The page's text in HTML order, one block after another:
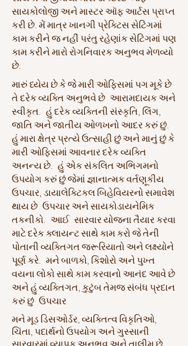
સાયકોલોજી અને માસ્ટર ઑફ આર્ટસ પ્રાપ્ત
કરી છે. મેં માત્ર ખાનગી પ્રેક્ટિસ સેટિંગમાં
કામ કરીને જ નહીં પરંતુ રહેણાંક સેટિંગમાં પણ
કામ કરીને મારો રોગનિવારક અનુભવ મેળવ્યો
છે.
મારું ધ્યેય છે કે જે મારી ઓફિસમાં પગ મૂકે છે
તે દરેક વ્યક્તિ અનુભવે છે આરામદાયક અને
સ્વીકૃત. હું દરેક વ્યક્તિની સંસ્કૃતિ, લિંગ,
જાતિ અને જાતીય ઓળખનો આદર કરું છું.
હું મારા ક્ષેત્ર પ્રત્યે ઉત્સાહી છું અને માનું છું કે
મારી ઓફિસમાં આવનાર દરેક વ્યક્તિ
અનન્ય છે. હું એક સંકલિત અભિગમનો
ઉપયોગ કરું છું જેમાં જ્ઞાનાત્મક વર્તણૂકીય
ઉપચાર, ડાયાલેક્ટિકલ બિહેવિયરનો સમાવેશ
થાય છે ઉપચાર અને સાયકોડાયનેમિક
તકનીકો. આઈ સારવાર યોજના તૈયાર કરવા
માટે દરેક ક્લાયન્ટ સાથે કામ કરો જે તેની
પોતાની વ્યક્તિગત જરૂરિયાતો અને લક્ષ્યોને
પૂર્ણ કરે. મને બાળકો, કિશોરો અને પુખ્ત
વયના લોકો સાથે કામ કરવાનો આનંદ આવે છે
અને હું વ્યક્તિગત, કુટુંબ તેમજ સંબંધ પ્રદાન
કરું છું ઉપચાર
મને મૂડ ડિસઓર્ડર, વ્યક્તિત્વ વિકૃતિઓ,
ચિંતા, પદાર્થનો ઉપયોગ અને ગુસ્સાની